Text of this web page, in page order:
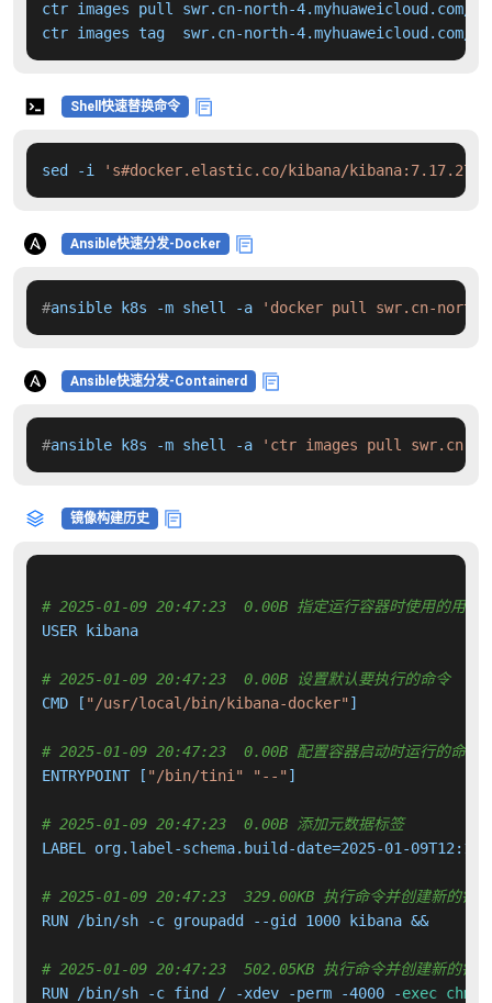
ctr images pull swr.cn-north-4.myhuaweicloud.com/
ctr images tag  swr.cn-north-
Shell快速替换命令
sed -i 's#docker.elastic.co/kibana/
Ansible快速分发-Docker
#ansible k8s -m shell -a 'docker pull swr.cn-north-
Ansible快速分发-Containerd
#ansible k8s -m shell -a 'ctr images pull swr.cn-
镜像构建历史
# 2025-01-09 20:47:23  0.00B 指定运行容器时使用的用户
USER kibana
# 2025-01-09 20:47:23  0.00B 设置默认要执行的命令
CMD [ "/usr/local/bin/kibana-docker" ]
# 2025-01-09 20:47:23  0.00B 配置容器启动时运行的命令
ENTRYPOINT [ "/bin/tini" "--" ]
# 2025-01-09 20:47:23  0.00B 添加元数据标签
LABEL org.label-schema.build-date=2025-01-
# 2025-01-09 20:47:23  329.00KB 执行命令并创建新的镜
RUN /bin/sh -c groupadd --gid 1000 kibana &&
# 2025-01-09 20:47:23  502.05KB 执行命令并创建新的镜
RUN /bin/sh -c find / -xdev -perm -4000 -exec chmod